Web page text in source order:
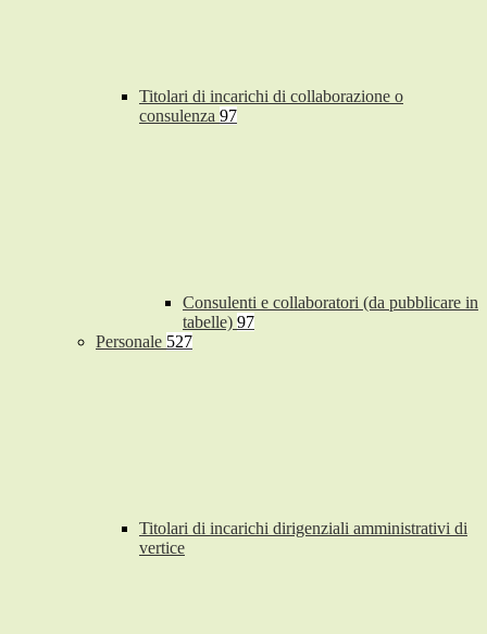
Titolari di incarichi di collaborazione o
consulenza 97
Consulenti e collaboratori (da pubblicare in
tabelle) 97
Personale 527
Titolari di incarichi dirigenziali amministrativi di
vertice